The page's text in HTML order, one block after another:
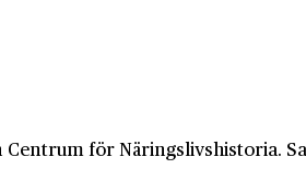
för Näringslivshistoria.